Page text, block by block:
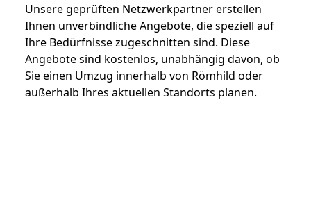
Unsere geprüften Netzwerkpartner erstellen
Ihnen unverbindliche Angebote, die speziell auf
Ihre Bedürfnisse zugeschnitten sind. Diese
Angebote sind kostenlos, unabhängig davon, ob
Sie einen Umzug innerhalb von Römhild oder
außerhalb Ihres aktuellen Standorts planen.